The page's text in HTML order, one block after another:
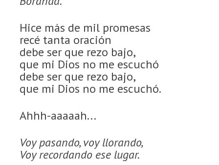
Hice más de mil promesas
recé tanta oración
debe ser que rezo bajo,
que mi Dios no me escuchó
debe ser que rezo bajo,
que mi Dios no me escuchó.
Ahhh-aaaaah...
Voy pasando, voy llorando,
Voy recordando ese lugar.